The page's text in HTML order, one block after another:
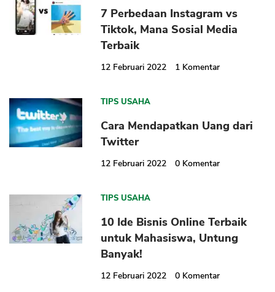
7 Perbedaan Instagram vs
Tiktok, Mana Sosial Media
Terbaik
12 Februari 2022 1 Komentar
TIPS USAHA
Cara Mendapatkan Uang dari
Twitter
12 Februari 2022 0 Komentar
TIPS USAHA
10 Ide Bisnis Online Terbaik
untuk Mahasiswa, Untung
Banyak!
12 Februari 2022 0 Komentar